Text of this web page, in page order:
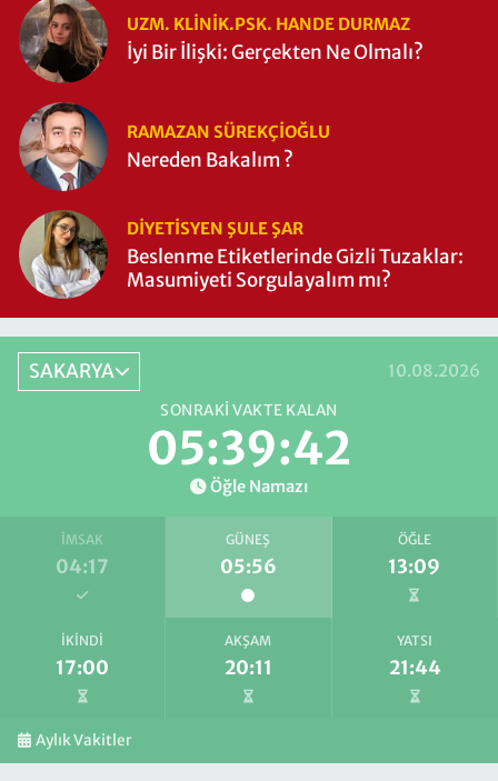
UZM. KLINIK.PSK. HANDE DURMAZ
İyi Bir İlişki: Gerçekten Ne Olmalı?
RAMAZAN SÜREKÇIOĞLU
Nereden Bakalım ?
DIYETISYEN ŞULE ŞAR
Beslenme Etiketlerinde Gizli Tuzaklar:
Masumiyeti Sorgulayalım mı?
SAKARYA 10.08.2026
SONRAKI VAKTE KALAN
05:39:41
Öğle Namazı
İMSAK
04:17
GÜNEŞ
05:56
ÖĞLE
13:09
İKINDI
17:00
AKŞAM
20:11
YATSI
21:44
Aylık Vakitler